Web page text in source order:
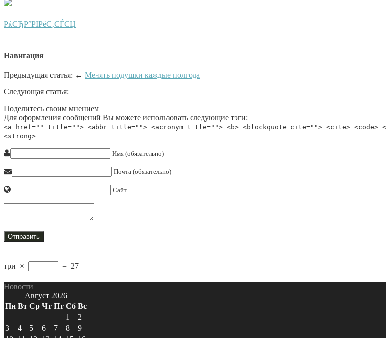
РќСЂР°РІРёС‚СЃСЏ
Навигация
Предыдущая статья: ← Менять подушки каждые полгода
Следующая статья:
Поделитесь своим мнением
Для оформления сообщений Вы можете использовать следующие тэги:
<a href="" title=""> <abbr title=""> <acronym title=""> <b> <blockquote cite=""> <cite> <code>
<strong>
Имя (обязательно)
Почта (обязательно)
Сайт
три × = 27
Новости
Август 2026
Пн Вт Ср Чт Пт Сб Вс
1
2
3
4 5 6 7 8
9